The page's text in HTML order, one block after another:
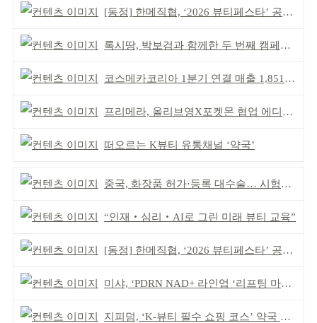
[동정] 한메직협, ‘2026 뷰티페스타’ 공동 주최
록시땅, 박보검과 함께한 두 번째 캠페인 공개
코스메카코리아 1분기 연결 매출 1,851억 원 기록
프리메라, 올리브영X포켓몬 협업 에디션 출시
떠오르는 K뷰티 유통채널 ‘약국’
중국, 화장품 허가·등록 대수술… 시험자료 공용 허용
“인재‧심리‧AI로 그린 미래 뷰티 교육”
[동정] 한메직협, ‘2026 뷰티페스타’ 공동 주최
미샤, ‘PDRN NAD+ 라인업 ‘리프팅 마스크’ 출시
지피덤, ‘K-뷰티 필수 쇼핑 코스’ 약국 공략